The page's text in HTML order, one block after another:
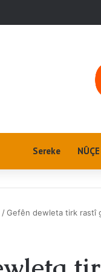
Sereke NÛÇE
/Gefên dewleta tirk rastî